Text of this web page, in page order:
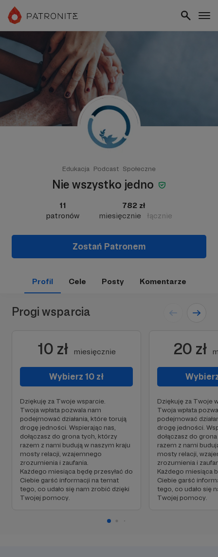
Edukacja Podcast Społeczne
Nie wszystko jedno
11
patronów
782 zł
miesięcznie
łącznie
Zostań Patronem
Profil Cele Posty Komentarze
Progi wsparcia
10 zł miesięcznie
Wybierz 10 zł
Dziękuję za Twoje wsparcie.
Twoja wpłata pozwala nam
podejmować działania, które torują
drogę jedności. Wspierając nas,
dołączasz do grona tych, którzy
razem z nami budują w naszym kraju
mosty relacji, wzajemnego
zrozumienia i zaufania.
Każdego miesiąca będę przesyłać do
Ciebie garść informacji na temat
tego, co udało się nam zrobić dzięki
Twojej pomocy.
20 zł
Dziękuję za Twoje
Twoja wpłata
podejmować
drogę jedności.
dołączasz do
razem z nami
mosty relacji,
zrozumienia i
Każdego miesiąca
Ciebie garść
tego, co udało się
Twojej pomocy.